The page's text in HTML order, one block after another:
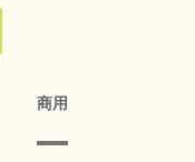
商用